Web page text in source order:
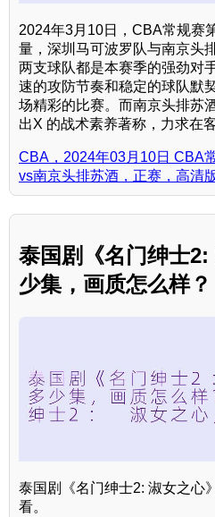
2024年3月10日，CBA常规赛
量，深圳马可波罗队与南京头
两支球队都是本赛季的强劲对
速的攻防节奏和稳定的球队默
场精彩的比赛。而南京头排苏
出X 的战术素养著称，力求在
CBA，2024年03月10日 CBA
vs南京头排苏酒，正赛，高清
泰国剧《名门绅士
少集，画质怎么样？
泰国剧《名门绅士2: 淑女之心
看。